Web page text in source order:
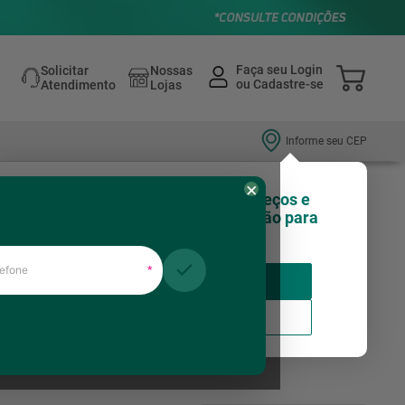
Solicitar
Atendimento
Nossas
Lojas
Informe seu CEP
Olá, você sabia que nossos preços e
estoques podem variar de região para
Insira seu CEP
×
*